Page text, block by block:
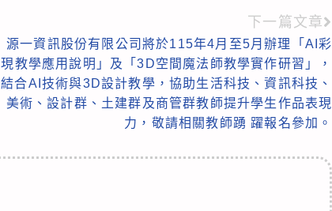
下一篇文章
源一資訊股份有限公司將於115年4月至5月辦理「AI彩
現教學應用說明」及「3D空間魔法師教學實作研習」，
結合AI技術與3D設計教學，協助生活科技、資訊科技、
美術、設計群、土建群及商管群教師提升學生作品表現
力，敬請相關教師踴 躍報名參加。